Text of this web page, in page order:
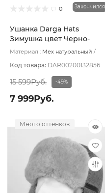
0 Закончился
Ушанка Darga Hats
Зимушка цвет Черно-
белый размер 57-58
Материал : Мех натуральный
Код товара: DAR00200132856
15 599Руб. -49%
7 999Руб.
Много оттенков